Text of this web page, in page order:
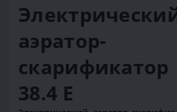
аэратор-
38.4 E